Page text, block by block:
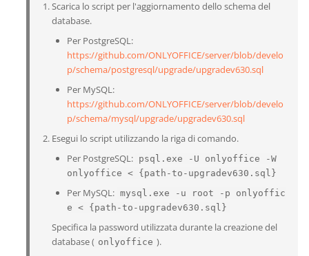
Scarica lo script per l'aggiornamento dello schema del
database.
Per PostgreSQL:
https://github.com/ONLYOFFICE/server/blob/develo
p/schema/postgresql/upgrade/upgradev630.sql
Per MySQL:
https://github.com/ONLYOFFICE/server/blob/develo
p/schema/mysql/upgrade/upgradev630.sql
Esegui lo script utilizzando la riga di comando.
Per PostgreSQL: psql.exe -U onlyoffice -W
onlyoffice < {path-to-upgradev630.sql}
Per MySQL: mysql.exe -u root -p onlyoffic
e < {path-to-upgradev630.sql}
Specifica la password utilizzata durante la creazione del
database ( onlyoffice ).